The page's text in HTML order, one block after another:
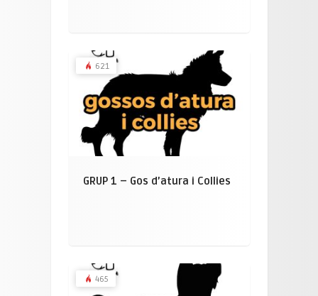
621
GRUP 1 – Gos d’atura i Collies
465